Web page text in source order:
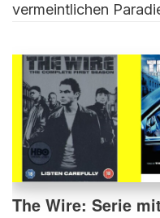
vermeintlichen
The Wire: Serie